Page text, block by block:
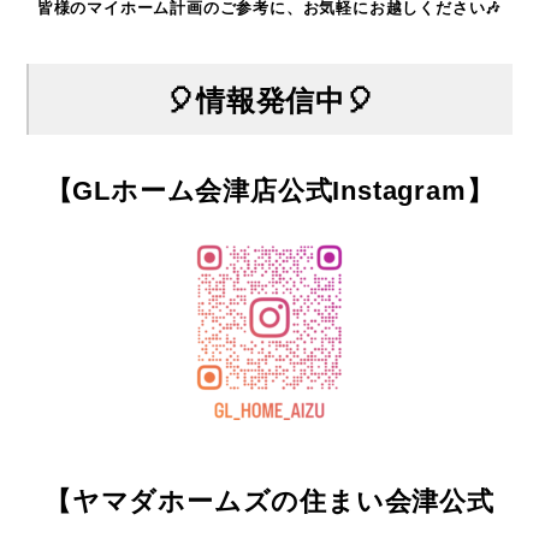
皆様のマイホーム計画のご参考に、お気軽にお越しください🎶
🎈情報発信中🎈
【GLホーム会津店公式Instagram】
【ヤマダホームズの住まい会津公式